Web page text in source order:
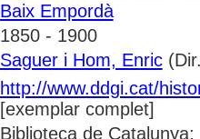
Baix Empordà
1850 - 1900
Saguer i Hom, Enric
http://www.ddgi.cat/
[exemplar complet]
Biblioteca de